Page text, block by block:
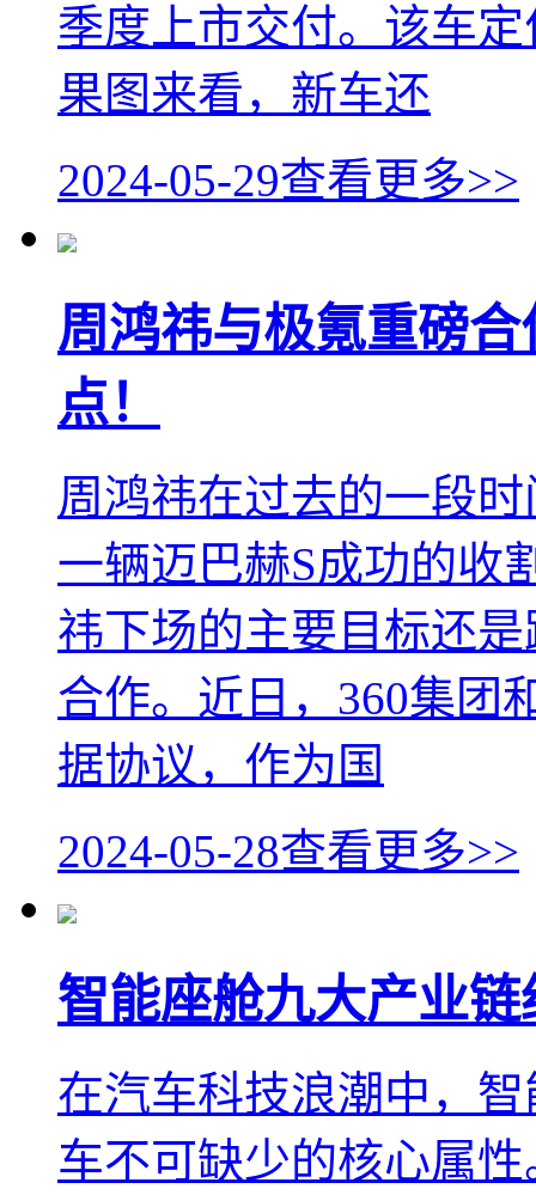
季度上市交付。该车
果图来看，新车还
2024-05-29查看更多>>
周鸿祎与极氪重磅
点！
周鸿祎在过去的一段
一辆迈巴赫S成功的收
祎下场的主要目标还
合作。近日，360集团
据协议，作为国
2024-05-28查看更多>>
智能座舱九大产业
在汽车科技浪潮中，
车不可缺少的核心属